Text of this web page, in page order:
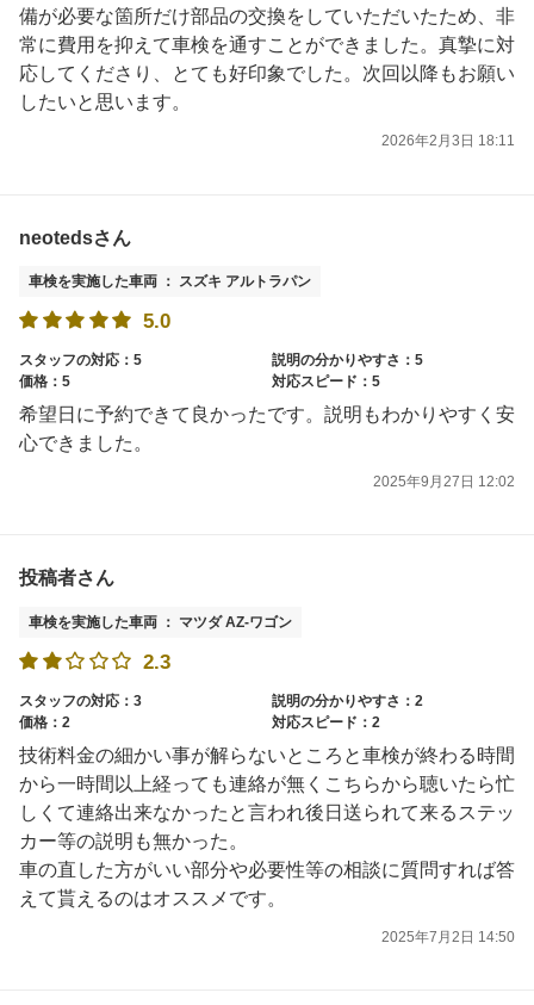
備が必要な箇所だけ部品の交換をしていただいたため、非
常に費用を抑えて車検を通すことができました。真摯に対
応してくださり、とても好印象でした。次回以降もお願い
したいと思います。
2026年2月3日 18:11
neotedsさん
車検を実施した車両 ： スズキ アルトラパン
5.0
スタッフの対応：5
説明の分かりやすさ：5
価格：5
対応スピード：5
希望日に予約できて良かったです。説明もわかりやすく安
心できました。
2025年9月27日 12:02
投稿者さん
車検を実施した車両 ： マツダ AZ-ワゴン
2.3
スタッフの対応：3
説明の分かりやすさ：2
価格：2
対応スピード：2
技術料金の細かい事が解らないところと車検が終わる時間
から一時間以上経っても連絡が無くこちらから聴いたら忙
しくて連絡出来なかったと言われ後日送られて来るステッ
カー等の説明も無かった。
車の直した方がいい部分や必要性等の相談に質問すれば答
えて貰えるのはオススメです。
2025年7月2日 14:50